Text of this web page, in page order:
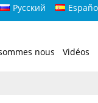
Русский
nous Vidéos